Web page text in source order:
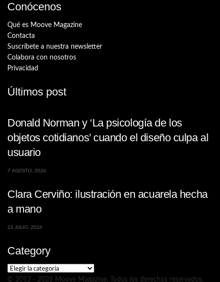
Conócenos
Qué es Moove Magazine
Contacta
Suscríbete a nuestra newsletter
Colabora con nosotros
Privacidad
Últimos post
Donald Norman y ‘La psicología de los
objetos cotidianos’ cuando el diseño culpa al
usuario
7 AGOSTO, 2026
Clara Cerviño: ilustración en acuarela hecha
a mano
23 JULIO, 2026
Category
Category
© 2012 - 2026 Moove Magazine. Todos los derechos reservados.